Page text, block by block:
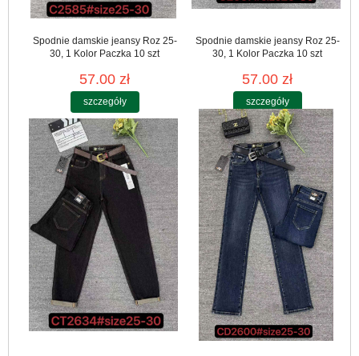
Spodnie damskie jeansy Roz 25-
30, 1 Kolor Paczka 10 szt
57.00 zł
szczegóły
Spodnie damskie jeansy Roz 25-
30, 1 Kolor Paczka 10 szt
57.00 zł
szczegóły